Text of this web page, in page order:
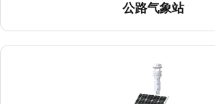
公路气象站